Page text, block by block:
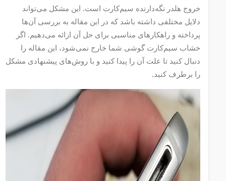
خروج هلدر نگه‌دارنده سیم‌کارت است. این مشکل می‌تواند
دلایل مختلفی داشته باشد که در این مقاله به بررسی آن‌ها
پرداخته و راهکارهای مناسبی برای حل آن ارائه می‌دهیم. اگر
خشاب سیم‌کارت گوشی شما خارج نمی‌شود، این مقاله را
دنبال کنید تا علت آن را پیدا کنید و با روش‌های پیشنهادی مشکل
را برطرف کنید.